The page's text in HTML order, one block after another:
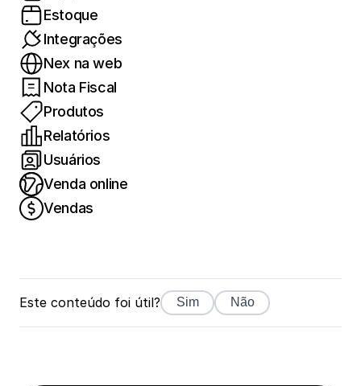
Estoque
Integrações
Nex na web
Nota Fiscal
Produtos
Relatórios
Usuários
Venda online
Vendas
Este conteúdo foi útil? Sim Não